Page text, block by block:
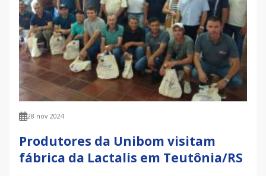
28 nov 2024
Produtores da Unibom visitam
fábrica da Lactalis em Teutônia/RS